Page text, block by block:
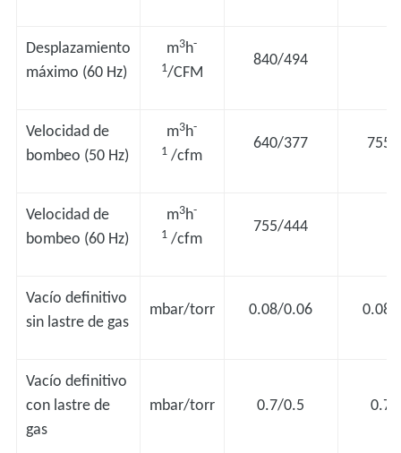
Desplazamiento
máximo (60 Hz)
m3h-
1/CFM
840/494
Velocidad de
bombeo (50 Hz)
m3h-
1 /cfm
640/377 755/
Velocidad de
bombeo (60 Hz)
m3h-
1 /cfm
755/444
Vacío definitivo
sin lastre de gas
mbar/torr 0.08/0.06 0.08/
Vacío definitivo
con lastre de
gas
mbar/torr 0.7/0.5 0.7/